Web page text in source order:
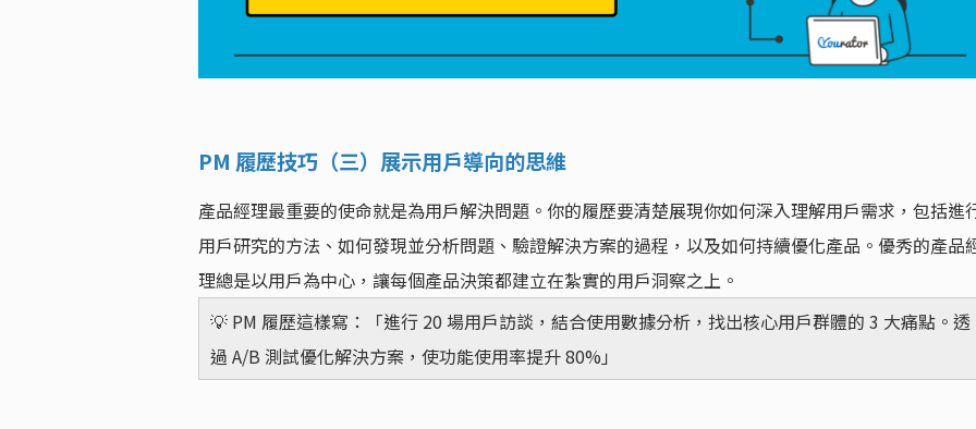
PM 履歷技巧（三）展示用戶導向的思維
產品經理最重要的使命就是為用戶解決問題。你的履歷要清楚展現你如何深入理解用戶需求，包括進
用戶研究的方法、如何發現並分析問題、驗證解決方案的過程，以及如何持續優化產品。優秀的產品
理總是以用戶為中心，讓每個產品決策都建立在紮實的用戶洞察之上。
💡 PM 履歷這樣寫：「進行 20 場用戶訪談，結合使用數據分析，找出核心用戶群體的 3 大痛點。透
過 A/B 測試優化解決方案，使功能使用率提升 80%」